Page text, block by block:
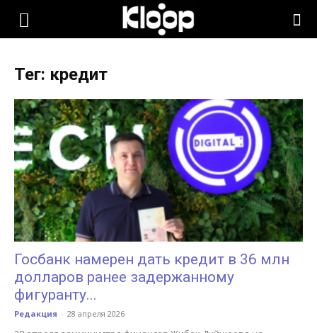
KLOOP.KG
Новости
Кыргызстана
Тег: кредит
Госбанк намерен дать кредит в 36 млн
долларов ранее задержанному
фигуранту...
Редакция - 28 апреля 2026